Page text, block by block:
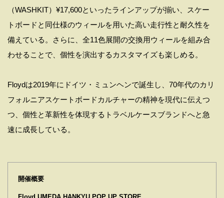
（WASHKIT）¥17,600といったラインアップが揃い、スケー
トボードと同仕様のウィールを用いた高い走行性と耐久性を
備えている。さらに、全11色展開の交換用ウィールを組み合
わせることで、個性を演出するカスタマイズも楽しめる。
Floydは2019年にドイツ・ミュンヘンで誕生し、70年代のカリ
フォルニアスケートボードカルチャーの精神を現代に伝えつ
つ、個性と革新性を体現するトラベルケースブランドへと急
速に成長している。
開催概要